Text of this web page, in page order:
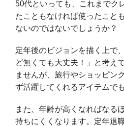
50代といっても、これまでク
たこともなければ使ったこと
ないのではないでしょうか？
定年後のビジョンを描く上で
ど無くても大丈夫！」と考え
ませんが、旅行やショッピン
ず活躍してくれるアイテムで
また、年齢が高くなればなる
持ちにくくなります。定年退